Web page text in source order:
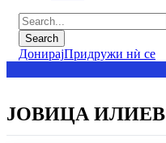
ДонирајПридружи нѝ се
ЈОВИЦА